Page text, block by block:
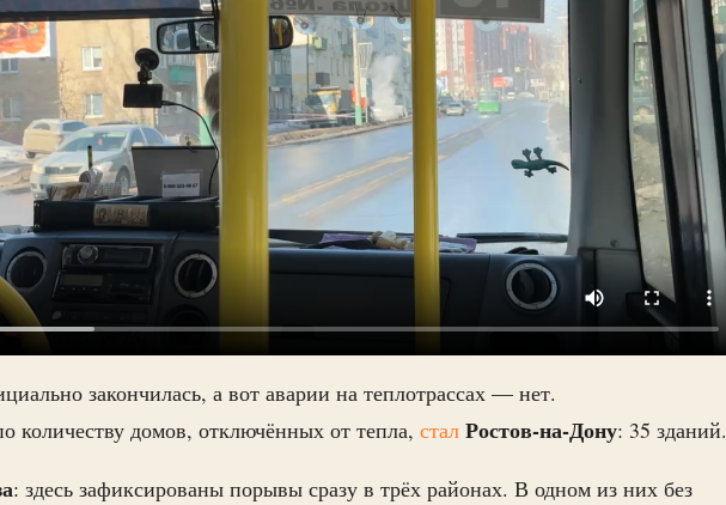
закончилась, а вот аварии на теплотрассах — нет.
количеству домов, отключённых от тепла, стал Ростов-на-Дону: 35 зданий.
: здесь зафиксированы порывы сразу в трёх районах. В одном из них без